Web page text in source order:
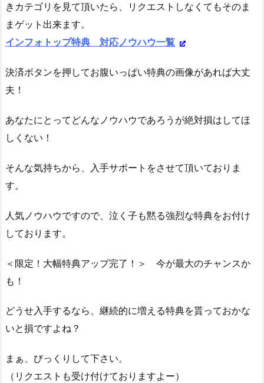
きカテゴリを見て頂いたら、リクエストしなくてもそのま
まゲット出来ます。
インフォトップ特典 対応ノウハウ一覧
決済ボタンを押してお腹いっぱい特典の画像があれば大丈
夫！
あなたにとってどんなノウハウであろうが絶対損はしてほ
しくない！
そんな気持ちから、入手サポートをさせて頂いておりま
す。
人気ノウハウですので、泣く子も黙る強烈な特典をお付け
しております。
＜限定！大幅特典アップ完了！＞ 今が最大のチャンスか
も！
どうせ入手するなら、継続的に増える特典を貰っておかな
いと損ですよね？
まぁ、びっくりして下さい。
（リクエストも受け付けておりますよー）